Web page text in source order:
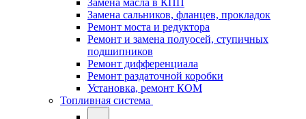
Замена масла в КПП
Замена сальников, фланцев, прокладок
Ремонт моста и редуктора
Ремонт и замена полуосей, ступичных
подшипников
Ремонт дифференциала
Ремонт раздаточной коробки
Установка, ремонт КОМ
Топливная система